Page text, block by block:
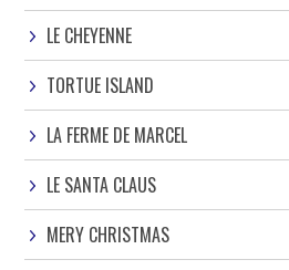
LE CHEYENNE
TORTUE ISLAND
LA FERME DE MARCEL
LE SANTA CLAUS
MERY CHRISTMAS